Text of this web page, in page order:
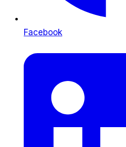
Facebook